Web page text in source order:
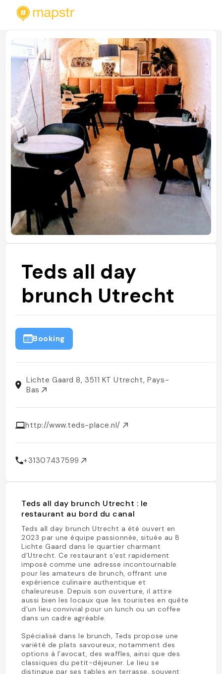
Teds all day
brunch Utrecht
Booking
Lichte Gaard 8, 3511 KT Utrecht, Pays-
Bas
http://www.teds-place.nl/
+31307437599
Teds all day brunch Utrecht : le
restaurant au bord du canal
Teds all day brunch Utrecht a été ouvert en
2023 par une équipe passionnée, située au 8
Lichte Gaard dans le quartier charmant
d'Utrecht. Ce restaurant s’est rapidement
imposé comme une adresse incontournable
pour les amateurs de brunch, offrant une
expérience culinaire authentique et
chaleureuse. Depuis son ouverture, il attire
aussi bien les locaux que les touristes en quête
d’un lieu convivial pour un lunch ou un coffee
dans un cadre agréable.
Spécialisé dans le brunch, Teds propose une
variété de plats savoureux, notamment des
options à l’avocat, des waffles, ainsi que des
classiques du petit-déjeuner. Le lieu se
distingue par ses tables en terrasse, souvent